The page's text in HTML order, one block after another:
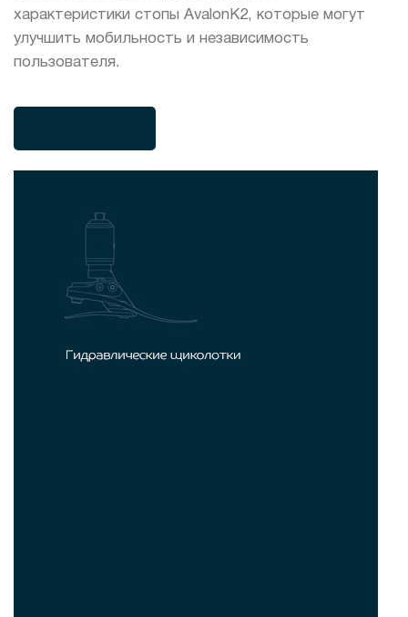
характеристики стопы AvalonK2, которые могут
улучшить мобильность и независимость
пользователя.